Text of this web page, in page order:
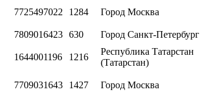
7725497022 1284 Город Москва
7809016423 630 Город Санкт-Петербург
1644001196 1216
Республика Татарстан
(Татарстан)
7709031643 1427 Город Москва